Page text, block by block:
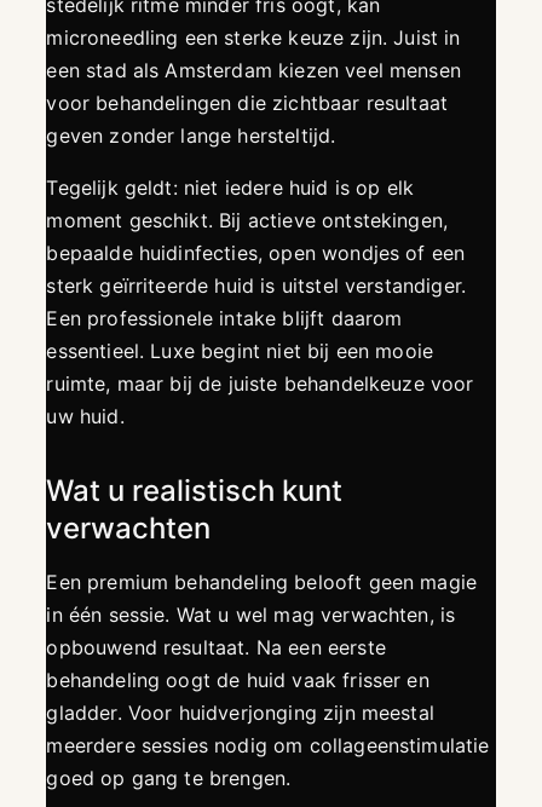
stedelijk ritme minder fris oogt, kan
microneedling een sterke keuze zijn. Juist in
een stad als Amsterdam kiezen veel mensen
voor behandelingen die zichtbaar resultaat
geven zonder lange hersteltijd.
Tegelijk geldt: niet iedere huid is op elk
moment geschikt. Bij actieve ontstekingen,
bepaalde huidinfecties, open wondjes of een
sterk geïrriteerde huid is uitstel verstandiger.
Een professionele intake blijft daarom
essentieel. Luxe begint niet bij een mooie
ruimte, maar bij de juiste behandelkeuze voor
uw huid.
Wat u realistisch kunt
verwachten
Een premium behandeling belooft geen magie
in één sessie. Wat u wel mag verwachten, is
opbouwend resultaat. Na een eerste
behandeling oogt de huid vaak frisser en
gladder. Voor huidverjonging zijn meestal
meerdere sessies nodig om collageenstimulatie
goed op gang te brengen.